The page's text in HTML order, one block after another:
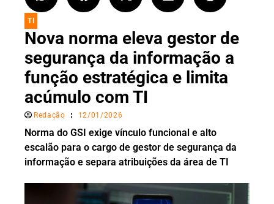
TI
Nova norma eleva gestor de
segurança da informação a
função estratégica e limita
acúmulo com TI
Redação 12/01/2026
Norma do GSI exige vínculo funcional e alto
escalão para o cargo de gestor de segurança da
informação e separa atribuições da área de TI